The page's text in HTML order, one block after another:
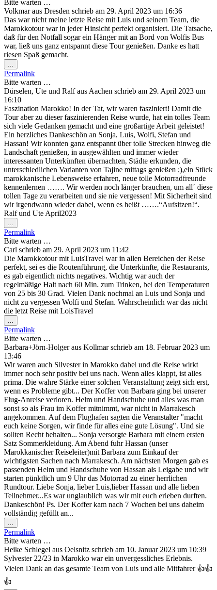
Bitte warten …
Volkmaraus Dresden schrieb am 29. April 2023 um 16:36
Das war nicht meine letzte Reise mit Luis und seinem Team, die
Marokkotour war in jeder Hinsicht perfekt organisiert. Die Tatsache,
daß für den Notfall sogar ein Hänger mit an Bord von Wolfis Bus
war, ließ uns ganz entspannt diese Tour genießen. Danke es hatt
riesen Spaß gemacht.
...
Metabox
ein-/ausblenden.
Permalink
Bitte warten …
Dürselen, Ute und RalfausAachen schrieb am 29. April 2023 um
16:10
Faszination Marokko! In der Tat, wir waren fasziniert! Damit die
Tour aber zu dieser faszinierenden Reise wurde, hat ein tolles Team
sich viele Gedanken gemacht und eine großartige Arbeit geleistet!
Ein herzliches Dankeschön an Sonja, Luis, Wolfi, Stefan und
Hassan! Wir konnten ganz entspannt über tolle Strecken hinweg die
Landschaft genießen, in ausgewählten und immer wieder
interessanten Unterkünften übernachten, Städte erkunden, die
unterschiedlichen Varianten von Tajine mittags genießen ;),ein Stück
marokkanische Lebensweise erfahren, neue tolle Motorradfreunde
kennenlernen ……. Wir werden noch länger brauchen, um all´ diese
tollen Tage zu verarbeiten und sie nie vergessen! Mit Sicherheit sind
wir irgendwann wieder dabei, wenn es heißt …….“Aufsitzen!“.
Ralf und Ute April2023
...
Metabox
ein-/ausblenden.
Permalink
Bitte warten …
Carl schrieb am 29. April 2023 um 11:42
Die Marokkotour mit LuisTravel war in allen Bereichen der Reise
perfekt, sei es die Routenführung, die Unterkünfte, die Restaurants,
es gab eigentlich nichts negatives. Wichtig war auch der
regelmäßige Halt nach 60 Min. zum Trinken, bei den Temperaturen
von 25 bis 30 Grad. Vielen Dank nochmal an Luis und Sonja und
nicht zu vergessen Wolfi und Stefan. Wahrscheinlich war das nicht
die letzt Reise mit LoisTravel
...
Metabox
ein-/ausblenden.
Permalink
Bitte warten …
Barbara+Jörn-Holgeraus Kollmar schrieb am 18. Februar 2023 um
13:46
Wir waren auch Silvester in Marokko dabei und die Reise wirkt
immer noch sehr positiv bei uns nach. Wenn alles klappt, ist alles
prima. Die wahre Stärke einer solchen Veranstaltung zeigt sich erst,
wenn es Probleme gibt... Der Koffer von Barbara ging bei unserer
Flug-Anreise verloren. Helm und Handschuhe und alles was man
sonst so als Frau im Koffer mitnimmt, war nicht in Marrakesch
angekommen. Auf dem Flughafen sagten die Veranstalter "macht
euch keine Sorgen, wir finde für alles eine gute Lösung". Und sie
sollten Recht behalten... Sonja versorgte Barbara mit einem ersten
Satz Sommerkleidung. Am Abend fuhr Hassan (unser
Marokkanischer Reiseleiter)mit Barbara zum Einkauf der
wichtigsten Sachen nach Marrakesch. Am nächsten Morgen gab es
passenden Helm und Handschuhe von Hassan als Leigabe und wir
starten pünktlich um 9 Uhr das Motorrad zu einer herrlichen
Rundtour. Liebe Sonja, lieber Luis,lieber Hassan und alle lieben
Teilnehmer...Es war unglaublich was wir mit euch erleben durften.
Dankeschön! Ps. Der Koffer kam nach 7 Wochen bei uns daheim
vollständig gefüllt an...
...
Metabox
ein-/ausblenden.
Permalink
Bitte warten …
Heike Schlegel aus Oelsnitz schrieb am 10. Januar 2023 um 10:39
Sylvester 22/23 in Marokko war ein unvergessliches Erlebnis.
Vielen Dank an das gesamte Team von Luis und alle Mitfahrer 👍👍
👍